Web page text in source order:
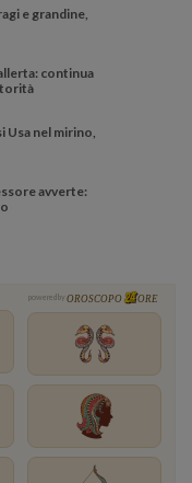
e grandine,
continua
Usa nel mirino,
avverte:
powered by OROSCOPO ORE